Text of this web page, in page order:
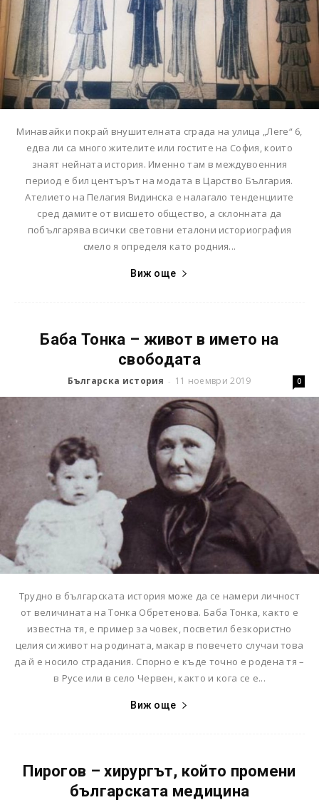
Минавайки покрай внушителната сграда на улица „Леге“ 6,
едва ли са много жителите или гостите на София, които
знаят нейната история. Именно там в междувоенния
период е бил центърът на модата в Царство България.
Ателието на Пелагия Видинска е налагало тенденциите
сред дамите от висшето общество, а склонната да
побългарява всички световни еталони историография
смело я определя като родния...
Виж още
Баба Тонка – живот в името на
свободата
Българска история - 11 ноември 2019 0
Трудно в българската история може да се намери личност
от величината на Тонка Обретенова. Баба Тонка, както е
известна тя, е пример за човек, посветил безкористно
целия си живот на родината, макар в повечето случаи това
да й е носило страдания. Спорно е къде точно е родена тя –
в Русе или в село Червен, както и кога се е...
Виж още
Пирогов – хирургът, който промени
българската медицина